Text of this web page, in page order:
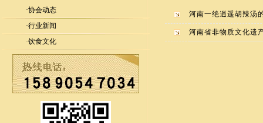
·协会动态
·行业新闻
·饮食文化
河南一绝逍遥胡辣汤
河南省非物质文化遗